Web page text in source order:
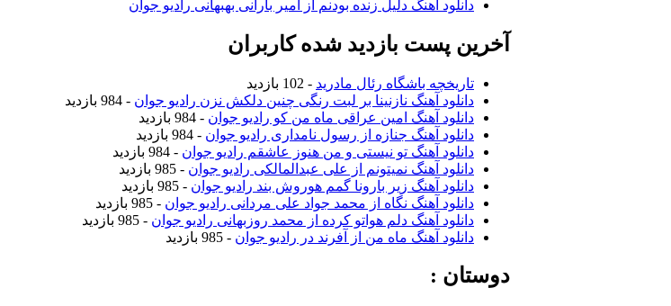
دانلود آهنگ دلیل زنده بودنم از امیر بارانی بهبهانی رادیو جوان
آخرین پست بازدید شده کاربران
تاریخچه باشگاه رئال مادرید - 102 بازدید
دانلود آهنگ نازنینا بر لبت رنگی چنین دلکش نزن رادیو جوان - 984 بازدید
دانلود آهنگ امین عراقی ماه من کو رادیو جوان - 984 بازدید
دانلود آهنگ جنازه از رسول نامداری رادیو جوان - 984 بازدید
دانلود آهنگ تو نیستی و من هنوز عاشقم رادیو جوان - 984 بازدید
دانلود آهنگ نمیتونم از علی عبدالمالکی رادیو جوان - 985 بازدید
دانلود آهنگ زیر بارونا گمم هوروش بند رادیو جوان - 985 بازدید
دانلود آهنگ نگاه از محمد جواد علی مردانی رادیو جوان - 985 بازدید
دانلود آهنگ دلم هواتو کرده از محمد روزبهانی رادیو جوان - 985 بازدید
دانلود آهنگ ماه من از آفرند در رادیو جوان - 985 بازدید
دوستان :